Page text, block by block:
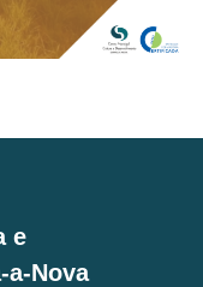
e
a-Nova